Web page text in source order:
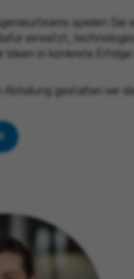
spielen
einsetzt,
Ideen in konkrete Erfolge
Abteilung gestalten wir